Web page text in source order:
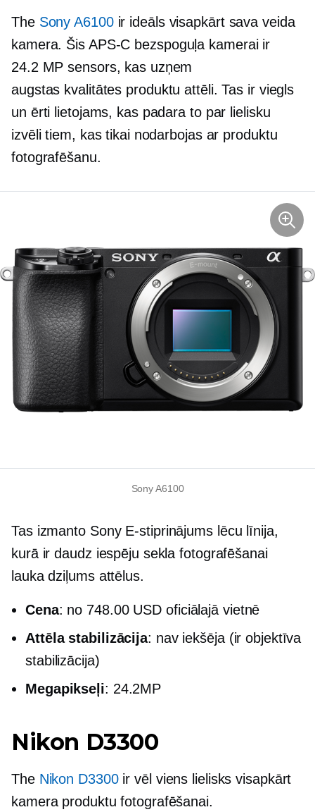
The Sony A6100ir ideāls visapkārtsava veida
kamera. Šis APS-C bezspoguļa kamerai ir
24.2 MP sensors, kas uzņem
augstas kvalitātes produktu attēli. Tas ir viegls
un ērti lietojams, kas padara to par lielisku
izvēli tiem, kas tikai nodarbojas ar produktu
fotografēšanu.
Sony A6100
Tas izmanto Sony E-stiprinājumslēcu līnija,
kurā ir daudz iespēju sekla fotografēšanai
lauka dziļumsattēlus.
Сena: no 748.00 USD oficiālajā vietnē
Attēla stabilizācija: nav iekšēja (ir objektīva
stabilizācija)
Megapikseļi: 24.2MP
Nikon D3300
The Nikon D3300ir vēl viens lielisksvisapkārt
kamera produktu fotografēšanai.